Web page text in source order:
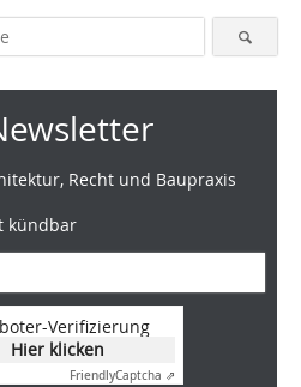
Recht und Baupraxis
kündbar
Verifizierung
Hier klicken
FriendlyCaptcha ⇗